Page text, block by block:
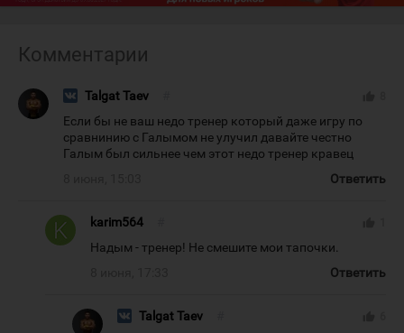
Комментарии
Talgat Taev
Если бы не ваш недо тренер который даже игру по
сравнинию с Галымом не улучил давайте честно
Галым был сильнее чем этот недо тренер кравец
Ответить
karim564
Надым - тренер! Не смешите мои тапочки.
Ответить
Talgat Taev